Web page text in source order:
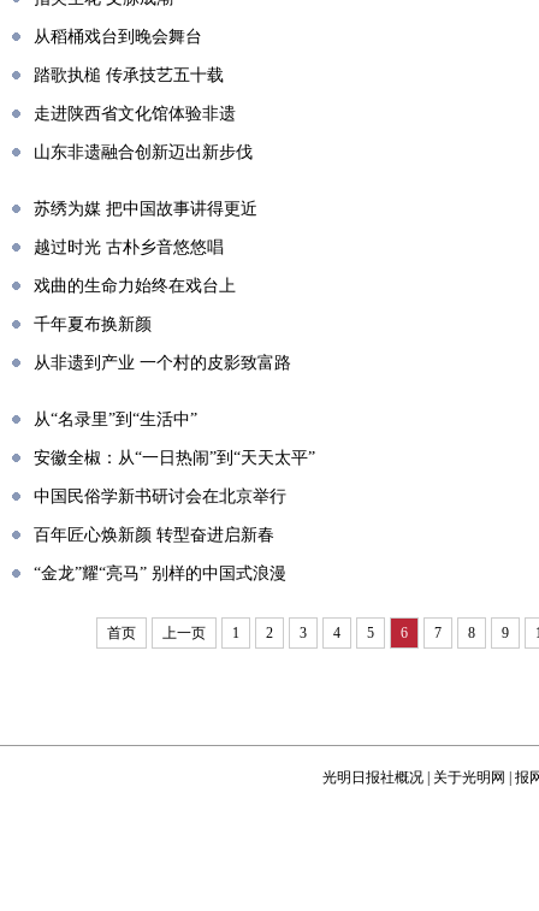
从稻桶戏台到晚会舞台
踏歌执槌 传承技艺五十载
走进陕西省文化馆体验非遗
山东非遗融合创新迈出新步伐
苏绣为媒 把中国故事讲得更近
越过时光 古朴乡音悠悠唱
戏曲的生命力始终在戏台上
千年夏布换新颜
从非遗到产业 一个村的皮影致富路
从“名录里”到“生活中”
安徽全椒：从“一日热闹”到“天天太平”
中国民俗学新书研讨会在北京举行
百年匠心焕新颜 转型奋进启新春
“金龙”耀“亮马” 别样的中国式浪漫
首页 上一页 1 2 3 4 5 6 7 8 9
光明日报社概况 关于光明网 报